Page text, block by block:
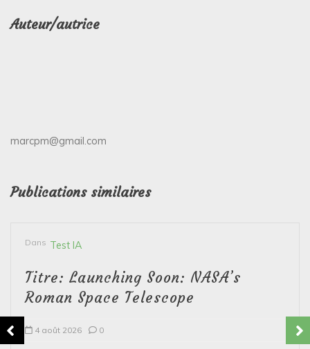
Auteur/autrice
marcpm@gmail.com
Publications similaires
Dans Test IA
Titre: Launching Soon: NASA’s
Roman Space Telescope
4 août 2026 0